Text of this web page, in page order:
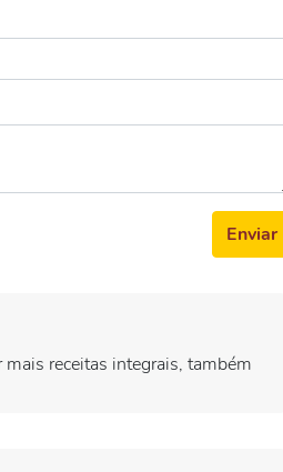
Enviar
receitas integrais, também